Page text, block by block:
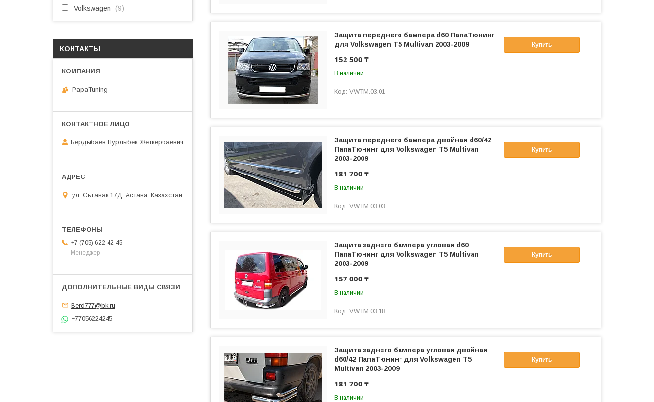
Купить
Защита переднего бампера d60 ПапаТюнинг
для Volkswagen T5 Multivan 2003-2009
152 500 ₸
В наличии
VWTM.03.01
Купить
Защита переднего бампера двойная d60/42
ПапаТюнинг для Volkswagen T5 Multivan
2003-2009
181 700 ₸
В наличии
VWTM.03.03
Купить
Защита заднего бампера угловая d60
ПапаТюнинг для Volkswagen T5 Multivan
2003-2009
157 000 ₸
В наличии
VWTM.03.18
Купить
Защита заднего бампера угловая двойная
d60/42 ПапаТюнинг для Volkswagen T5
Multivan 2003-2009
181 700 ₸
В наличии
Volkswagen 9
КОНТАКТЫ
PapaTuning
Бердыбаев Нурлыбек Жеткербаевич
ул. Сыганак 17Д, Астана, Казахстан
+7 (705) 622-42-45
Менеджер
Berd777@bk.ru
+77056224245